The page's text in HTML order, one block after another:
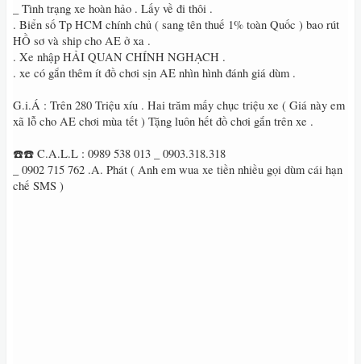
_ Tình trạng xe hoàn hảo . Lấy về đi thôi .
. Biển số Tp HCM chính chủ ( sang tên thuế 1% toàn Quốc ) bao rút
HỒ sơ và ship cho AE ở xa .
. Xe nhập HẢI QUAN CHÍNH NGHẠCH .
. xe có gắn thêm ít đồ chơi sịn AE nhìn hình đánh giá dùm .
G.i.Á : Trên 280 Triệu xíu . Hai trăm mấy chục triệu xe ( Giá này em
xã lỗ cho AE chơi mùa tết ) Tặng luôn hết đồ chơi gắn trên xe .
☎️☎️ C.A.L.L : 0989 538 013 _ 0903.318.318
_ 0902 715 762 .A. Phát ( Anh em wua xe tiền nhiều gọi dùm cái hạn
chế SMS )